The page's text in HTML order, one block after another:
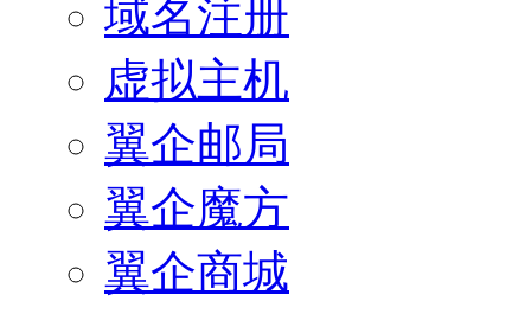
域名注册
虚拟主机
翼企邮局
翼企魔方
翼企商城